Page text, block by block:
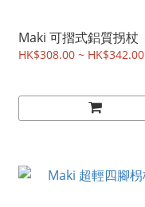
Maki 可摺式鋁質拐杖
HK$308.00 ~ HK$342.00